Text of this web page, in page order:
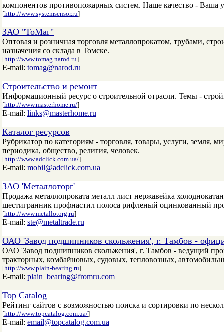
компонентов противопожарных систем. Наше качество - Ваша
[http://www.systemsensor.ru]
ЗАО "ТоМаг"
Оптовая и розничная торговля металлопрокатом, трубами,
назначения со склада в Томске.
[http://www.tomag.narod.ru]
E-mail: tomag@narod.ru
Строительство и ремонт
Информационный ресурс о строительной отрасли. Темы -
[http://www.masterhome.ru/]
E-mail: links@masterhome.ru
Каталог ресурсов
Рубрикатор по категориям - торговля, товары, услуги,
периодика, общество, религия, человек.
[http://www.adclick.com.ua/]
E-mail: mobil@adclick.com.ua
ЗАО 'Металлоторг'
Продажа металлопроката металл лист нержавейка
шестигранник профнастил полоса рифленый оцинкованный
[http://www.metallotorg.ru]
E-mail: ste@metaltrade.ru
ОАО 'Завод подшипников скольжения', г. Тамбов -
ОАО 'Завод подшипников скольжения', г. Тамбов - ведущий
тракторных, комбайновых, судовых, тепловозных,
[http://www.plain-bearing.ru]
E-mail: plain_bearing@fromru.com
Top Catalog
Рейтинг сайтов с возможностью поиска и сортировки по
[http://www.topcatalog.com.ua/]
E-mail: email@topcatalog.com.ua